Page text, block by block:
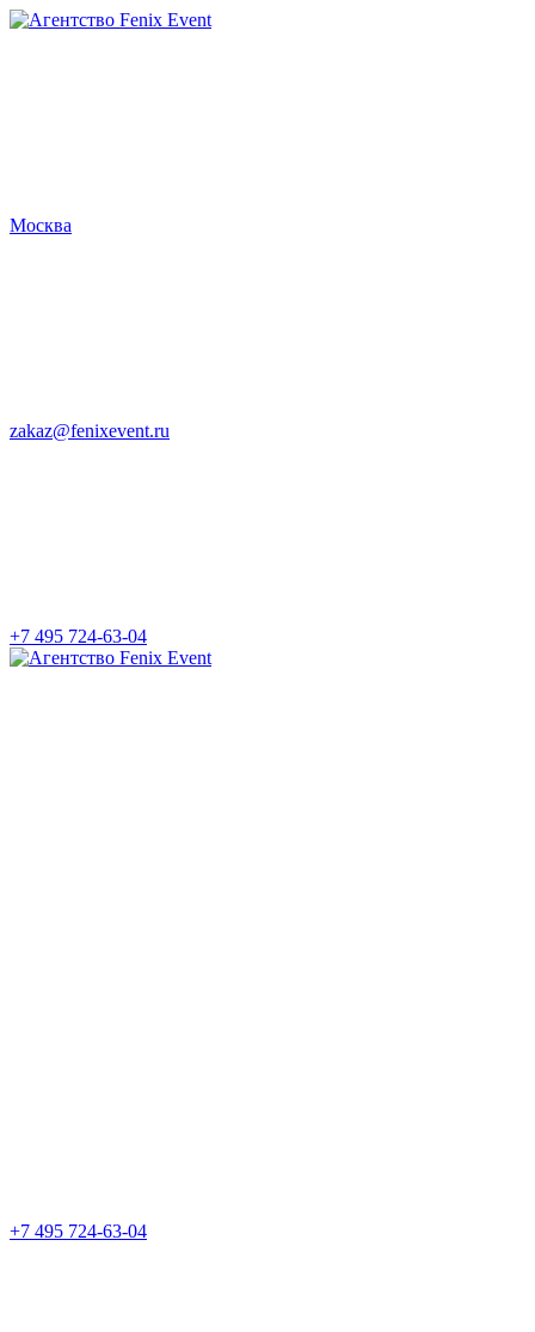
Агентство
Москва
zakaz@fenixevent.ru
+7 495 724-63-04
Агентство
+7 495 724-63-04